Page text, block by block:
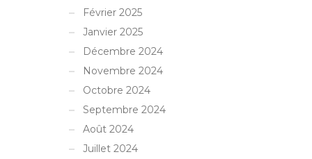
Février 2025
Janvier 2025
Décembre 2024
Novembre 2024
Octobre 2024
Septembre 2024
Août 2024
Juillet 2024